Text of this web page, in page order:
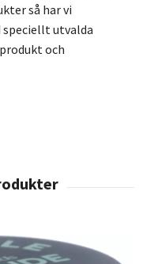
så har vi
utvalda
och